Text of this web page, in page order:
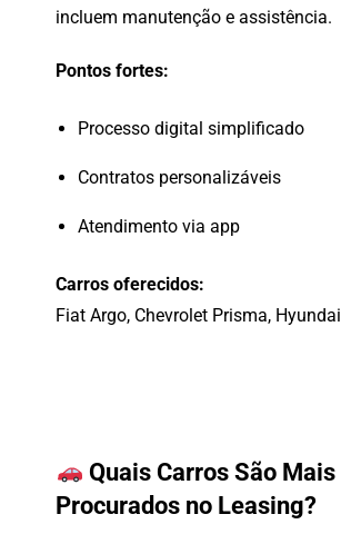
incluem manutenção e assistência.
Pontos fortes:
Processo digital simplificado
Contratos personalizáveis
Atendimento via app
Carros oferecidos:
Fiat Argo, Chevrolet Prisma, Hyundai
Quais CarrosSão Mais
Procurados no Leasing?